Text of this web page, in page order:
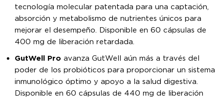
tecnología molecular patentada para una captación,
absorción y metabolismo de nutrientes únicos para
mejorar el desempeño. Disponible en 60 cápsulas de
400 mg de liberación retardada.
GutWell Pro avanza GutWell aún más a través del
poder de los probióticos para proporcionar un sistema
inmunológico óptimo y apoyo a la salud digestiva.
Disponible en 60 cápsulas de 440 mg de liberación